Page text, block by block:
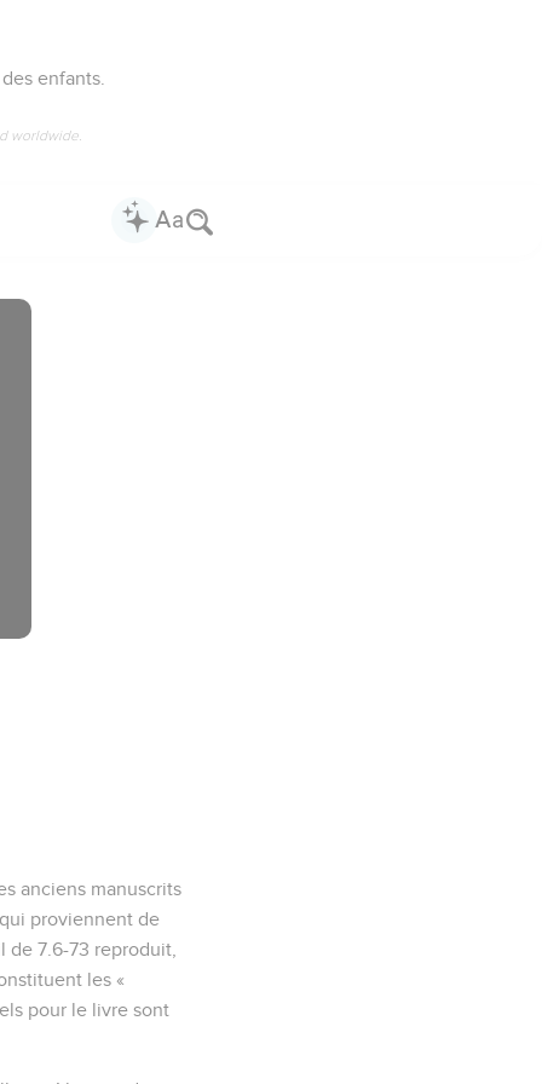
enfants.
worldwide.
anciens manuscrits
proviennent de
de 7.6-73 reproduit,
les «
pour le livre sont